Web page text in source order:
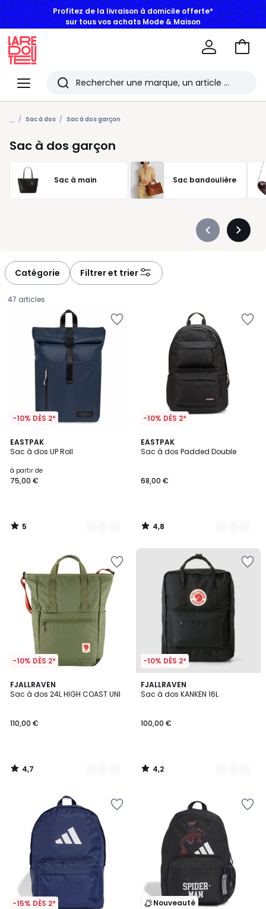
sur tous vos achats Mode & Maison
Menu
Redoute
Rechercher
Les
derniers
articles
consultés
Aller
... Sac à dos Sac à dos garçon
Sac à dos garçon
Sac à main Sac bandoulière
Précédent
Catégorie Filtrer et trier
47 articles
-10% DÈS 2*
EASTPAK
Sac à dos UP Roll
Prix
à
75,00
€.
à partir de
75,00 €
5
/
4
Couleurs
5
/
-10% DÈS 2*
EASTPAK
Sac à dos Padded Double
68,00 €
4,8
/ 5
2
Couleurs
4,8
/
-10% DÈS 2*
FJALLRAVEN
Sac à dos 24L HIGH COAST UNI
110,00 €
4,7
/ 5
5
Couleurs
4,7
/
-10% DÈS 2*
FJALLRAVEN
Sac à dos KANKEN 16L
100,00 €
4,2
/ 5
3
Couleurs
4,2
/
-15% DÈS 2* Nouveauté